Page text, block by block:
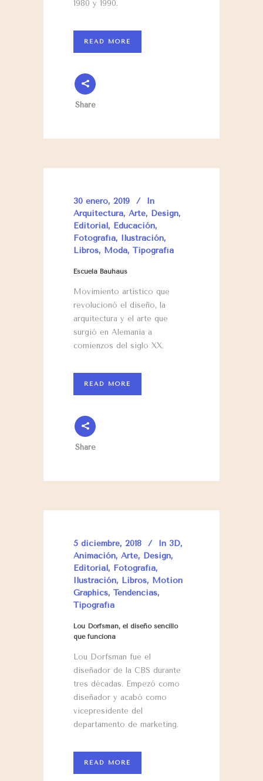
1980 y 1990.
READ MORE
Share
30 enero, 2019
In
Arquitectura, Arte, Design,
Editorial, Educación,
Fotografía, Ilustración,
Libros, Moda, Tipografía
Escuela Bauhaus
Movimiento artístico que
revolucionó el diseño, la
arquitectura y el arte que
surgió en Alemania a
comienzos del siglo XX.
READ MORE
Share
5 diciembre, 2018 In 3D,
Animación, Arte, Design,
Editorial, Fotografía,
Ilustración, Libros, Motion
Graphics, Tendencias,
Tipografía
Lou Dorfsman, el diseño sencillo
que funciona
Lou Dorfsman fue el
diseñador de la CBS durante
tres décadas. Empezó como
diseñador y acabó como
vicepresidente del
departamento de marketing.
READ MORE